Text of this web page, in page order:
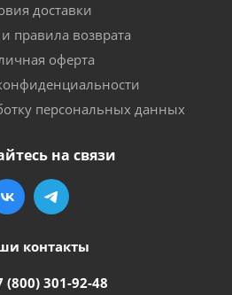
доставки
правила возврата
оферта
персональных данных
на связи
контакты
(800) 301-92-48